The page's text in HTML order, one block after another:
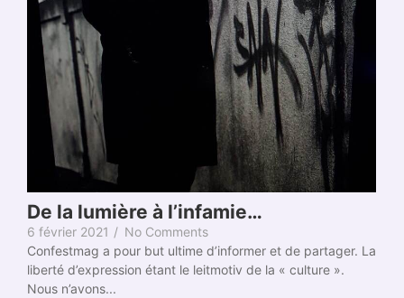
De la lumière à l’infamie…
6 février 2021 / No Comments
Confestmag a pour but ultime d’informer et de partager. La
liberté d’expression étant le leitmotiv de la « culture ».
Nous n’avons...